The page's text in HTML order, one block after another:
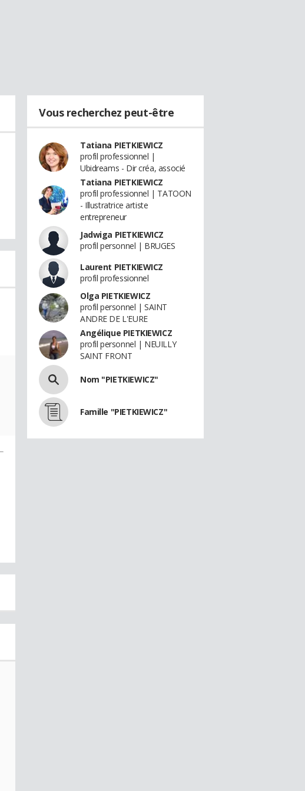
Vous recherchez peut-être
Tatiana PIETKIEWICZ
profil professionnel |
Ubidreams - Dir créa, associé
Tatiana PIETKIEWICZ
profil professionnel | TATOON
- Illustratrice artiste
entrepreneur
Jadwiga PIETKIEWICZ
profil personnel | BRUGES
Laurent PIETKIEWICZ
profil professionnel
Olga PIETKIEWICZ
profil personnel | SAINT
ANDRE DE L'EURE
Angélique PIETKIEWICZ
profil personnel | NEUILLY
SAINT FRONT
Nom "PIETKIEWICZ"
Famille "PIETKIEWICZ"